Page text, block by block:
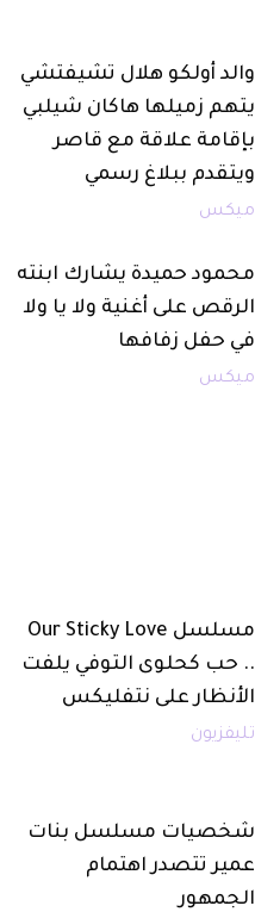
والد أولكو هلال تشيفتشي
يتهم زميلها هاكان شيلبي
بإقامة علاقة مع قاصر
ويتقدم ببلاغ رسمي
ميكس
محمود حميدة يشارك ابنته
الرقص على أغنية ولا يا ولا
في حفل زفافها
ميكس
مسلسل Our Sticky Love
.. حب كحلوى التوفي يلفت
الأنظار على نتفليكس
تليفزيون
شخصيات مسلسل بنات
عمير تتصدر اهتمام
الجمهور